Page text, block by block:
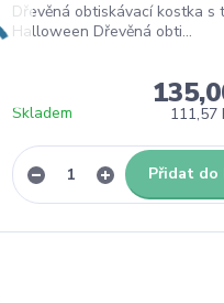
Dřevěná obtiskávací kostka s
Halloween Dřevěná obti...
111,57
Skladem
Přidat do